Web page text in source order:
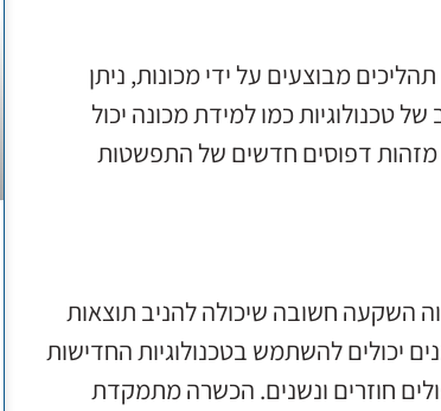
מבוצעים על ידי מכונות, ניתן
טכנולוגיות כמו למידת מכונה יכול
דפוסים חדשים של התפשטות
השקעה חשובה שיכולה להניב תוצאות
יכולים להשתמש בטכנולוגיות החדישות
חוזרים ונשנים. הכשרה מתמקדת